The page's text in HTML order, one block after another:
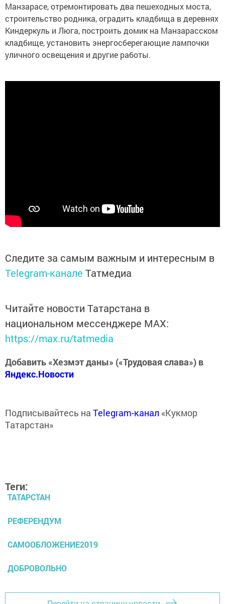
Манзарасе, отремонтировать два пешеходных моста,
строительство родника, оградить кладбища в деревнях
Киндеркуль и Люга, построить домик на Манзарасском
кладбище, установить энергосберегающие лампочки
уличного освещения и другие работы.
Следите за самым важным и интересным в
Telegram-канале Татмедиа
Читайте новости Татарстана в
национальном мессенджере MАХ:
https://max.ru/tatmedia
Добавить «Хезмэт даны» («Трудовая слава») в
Яндекс.Новости
Подписывайтесь на Telegram-канал «Кукмор
Татарстан»
Теги:
ТАТАРСТАН
РЕФЕРЕНДУМ
САМООБЛОЖЕНИЕ2019
ДОБРОВОЛЬНО